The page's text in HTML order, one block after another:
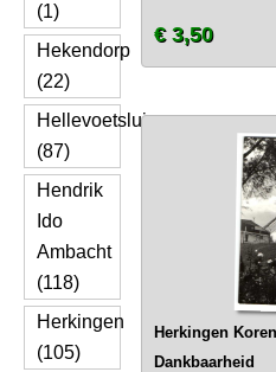
(1)
Hekendorp
(22)
Hellevoetsluis
(87)
Hendrik
Ido
Ambacht
(118)
Herkingen
(105)
€ 3,50
Herkingen
Dankbaarheid